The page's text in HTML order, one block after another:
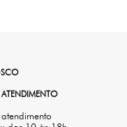
ATENDIMENTO